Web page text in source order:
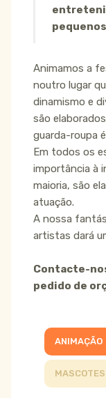
Animamos a
noutro lugar
dinamismo e
são
guarda-roupa
Em todos os
importância à
maioria, são
atuação.
A nossa
artistas dará
Contacte-
pedido de
ANIMAÇÃO
MASCOTES